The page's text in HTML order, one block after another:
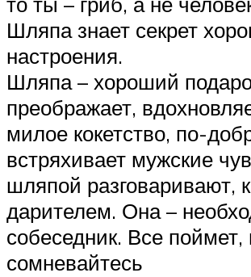
Шляпа знает секрет
настроения.
Шляпа – хороший
преображает,
милое кокетство, по-
встряхивает мужские
шляпой разговаривают,
дарителем. Она –
собеседник. Все поймет,
сомневайтесь